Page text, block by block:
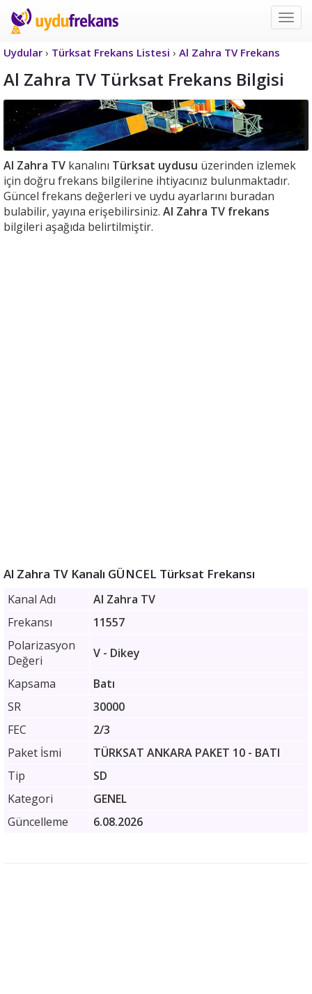
Uydu
Uydular › Türksat Frekans Listesi › Al Zahra TV Frekans
Al Zahra TV Türksat Frekans Bilgisi
Al Zahra TV kanalını Türksat uydusu üzerinden izlemek
için doğru frekans bilgilerine ihtiyacınız bulunmaktadır.
Güncel frekans değerleri ve uydu ayarlarını buradan
bulabilir, yayına erişebilirsiniz. Al Zahra TV frekans
bilgileri aşağıda belirtilmiştir.
Al Zahra TV Kanalı GÜNCEL Türksat Frekansı
Kanal Adı
Al Zahra TV
Frekansı
11557
Polarizasyon
Değeri
V - Dikey
Kapsama
Batı
SR
30000
FEC
2/3
Paket İsmi
TÜRKSAT ANKARA PAKET 10 - BATI
Tip
SD
Kategori
GENEL
Güncelleme
6.08.2026